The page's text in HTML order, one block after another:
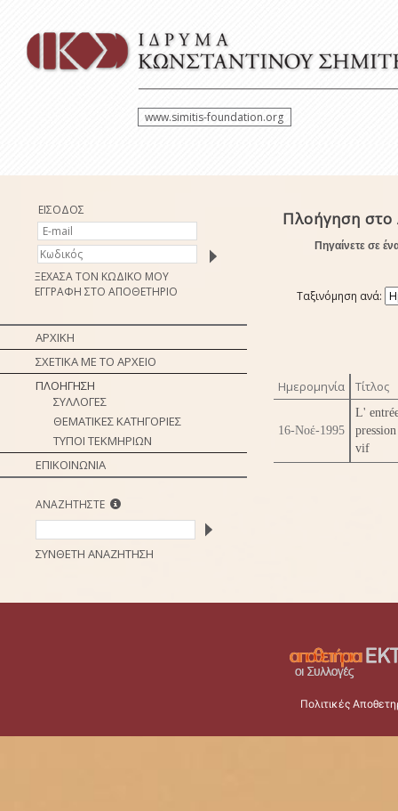
www.simitis-foundation.org
ΕΙΣΟΔΟΣ
ΞΕΧΑΣΑ ΤΟΝ ΚΩΔΙΚΟ ΜΟΥ
ΕΓΓΡΑΦΗ ΣΤΟ ΑΠΟΘΕΤΗΡΙΟ
ΑΡΧΙΚΗ
ΣΧΕΤΙΚΑ ΜΕ ΤΟ ΑΡΧΕΙΟ
ΠΛΟΗΓΗΣΗ
ΣΥΛΛΟΓΕΣ
ΘΕΜΑΤΙΚΕΣ ΚΑΤΗΓΟΡΙΕΣ
ΤΥΠΟΙ ΤΕΚΜΗΡΙΩΝ
ΕΠΙΚΟΙΝΩΝΙΑ
ΑΝΑΖΗΤΗΣΤΕ
ΣΥΝΘΕΤΗ ΑΝΑΖΗΤΗΣΗ
Πλοήγηση
Πηγαίνετε σε
Ταξινόμηση ανά:
Ημερομηνία Τίτλος
16-Νοέ-1995
L'
vif